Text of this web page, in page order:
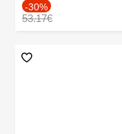
-30%
53.17€